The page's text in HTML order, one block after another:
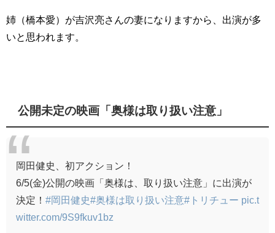
姉（橋本愛）が吉沢亮さんの妻になりますから、出演が多
いと思われます。
公開未定の映画「奥様は取り扱い注意」
岡田健史、初アクション！
6/5(金)公開の映画「奥様は、取り扱い注意」に出演が
決定！ #岡田健史#奥様は取り扱い注意#トリチュー pic.t
witter.com/9S9fkuv1bz